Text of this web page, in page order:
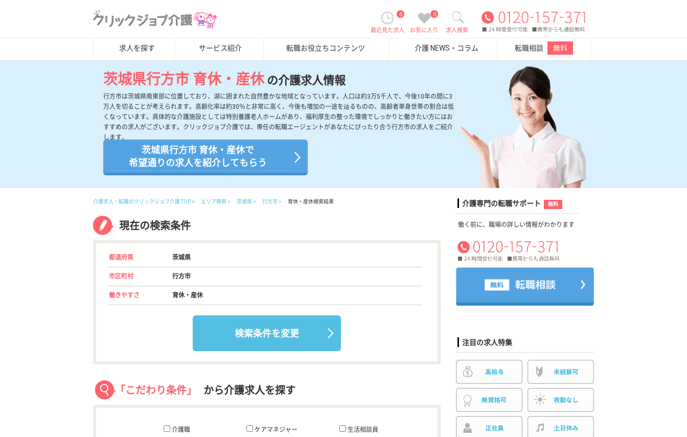
求人検索
0
お気に入り
0
最近見た求人
求人を探す サービス紹介 転職お役立ちコンテンツ 介護 NEWS・コラム 転職相談 無料
茨城県行方市 育休・産休の介護求人情報
行方市は茨城県南東部に位置しており、湖に囲まれた自然豊かな地域となっています。人口は約3万5千人で、今後10年の間に3
万人を切ることが考えられます。高齢化率は約30％と非常に高く、今後も増加の一途を辿るものの、高齢者単身世帯の割合は低
くなっています。具体的な介護施設としては特別養護老人ホームがあり、福利厚生の整った環境でしっかりと働きたい方にはお
すすめの求人がございます。クリックジョブ介護では、専任の転職エージェントがあなたにぴったり合う行方市の求人をご紹介
します。
茨城県行方市 育休・産休で
希望通りの求人を紹介してもらう
介護求人・転職のクリックジョブ介護 TOP エリア検索 茨城県 行方市 育休・産休検索結果
現在の検索条件
都道府県 茨城県
市区町村 行方市
働きやすさ 育休・産休
検索条件を変更
「こだわり条件」 から介護求人を探す
介護職 ケアマネジャー
生活相談員
介護専門の転職サポート 無料
働く前に、職場の詳しい情報がわかります
注目の求人特集